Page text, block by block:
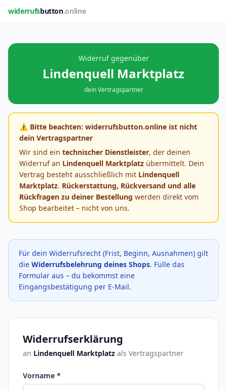
widerrufsbutton.online
Widerruf gegenüber
Lindenquell Marktplatz
dein Vertragspartner
⚠️ Bitte beachten: widerrufsbutton.online ist nicht
dein Vertragspartner
Wir sind ein technischer Dienstleister, der deinen
Widerruf an Lindenquell Marktplatz übermittelt. Dein
Vertrag besteht ausschließlich mit Lindenquell
Marktplatz. Rückerstattung, Rückversand und alle
Rückfragen zu deiner Bestellung werden direkt vom
Shop bearbeitet – nicht von uns.
Für dein Widerrufsrecht (Frist, Beginn, Ausnahmen) gilt
die Widerrufsbelehrung deines Shops. Fülle das
Formular aus – du bekommst eine
Eingangsbestätigung per E-Mail.
Widerrufserklärung
an Lindenquell Marktplatz als Vertragspartner
Vorname *